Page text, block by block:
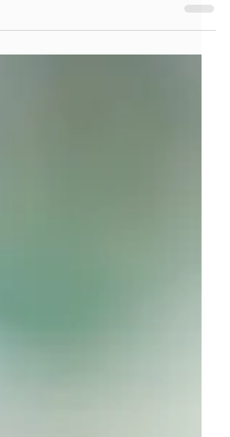
calma no meio da